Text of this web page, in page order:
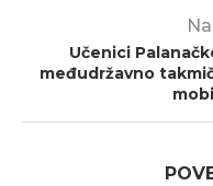
Učenici
međudržavno